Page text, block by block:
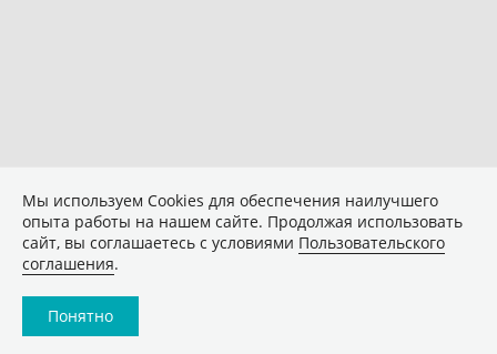
Мы используем Сookies для обеспечения наилучшего
опыта работы на нашем сайте. Продолжая использовать
сайт, вы соглашаетесь с условиями Пользовательского
соглашения.
Понятно